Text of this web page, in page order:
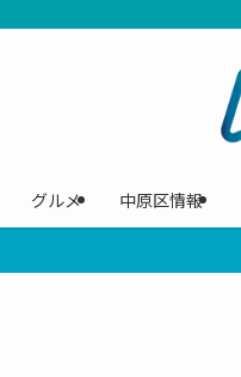
グルメ 中原区情報